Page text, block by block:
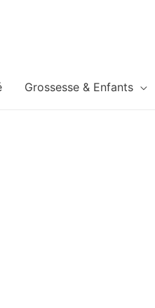
Grossesse & Enfants